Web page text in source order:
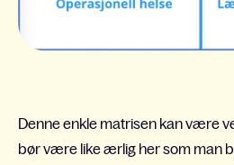
Denne enkle matrisen kan være
bør være like ærlig her som man